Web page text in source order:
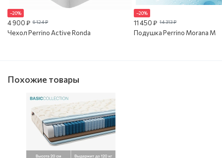
–20%
4 900 ₽ 6 124 ₽
Чехол Perrino Active Ronda
–20%
11 450 ₽ 14 313 ₽
Подушка Perrino Morana M
Похожие товары